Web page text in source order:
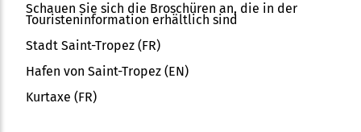
Schauen Sie sich die Broschüren an, die in der
Touristeninformation erhältlich sind
Stadt Saint-Tropez (FR)
Hafen von Saint-Tropez (EN)
Kurtaxe (FR)